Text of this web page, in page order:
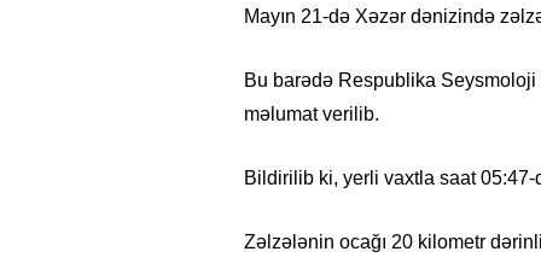
Mayın 21-də Xəzər dənizində
Bu barədə Respublika
məlumat verilib.
Bildirilib ki, yerli vaxtla saat 05:47-
Zəlzələnin ocağı 20 kilometr